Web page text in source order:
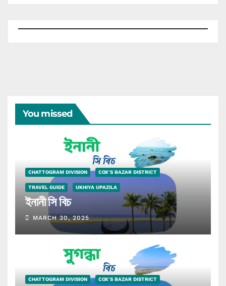
You missed
CHATTOGRAM DIVISION COX'S BAZAR DISTRICT
TRAVEL GUIDE UKHIYA UPAZILA
ইনানী সি বিচ
MARCH 30, 2025
CHATTOGRAM DIVISION COX'S BAZAR DISTRICT